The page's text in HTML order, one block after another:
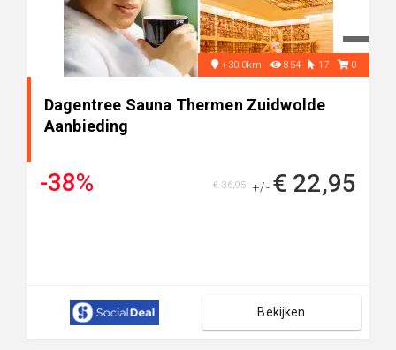
+30.0km 854 17 0
Dagentree Sauna Thermen Zuidwolde
Aanbieding
-38% +/- € 22,95
€ 36,95
Bekijken